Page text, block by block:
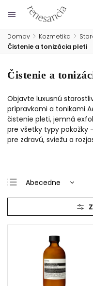
Domov / Kozmetika /
Čistenie a tonizácia pleti
Čistenie a
Objavte luxusnú
prípravkami a tonikami
čistenie pleti, jemná
pre všetky typy pokožky
pre zdravú, sviežu a
Abecedne
Najlacnejšie
Najdrahšie